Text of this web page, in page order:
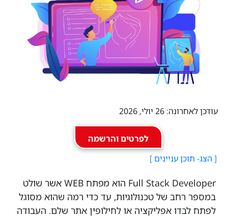
עודכן לאחרונה: 26 יולי, 2026
לפרטים והרשמה
Full Stack Developer הוא מפתח WEB אשר שולט
במספר רחב של טכנולוגיות, עד כדי רמה שהוא מסוגל
לפתח לבדו אפליקציה או לחילופין אתר שלם. העבודה